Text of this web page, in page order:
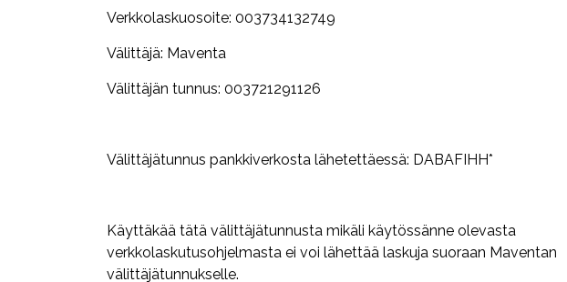
Verkkolaskuosoite: 003734132749
Välittäjä: Maventa
Välittäjän tunnus: 003721291126
Välittäjätunnus pankkiverkosta lähetettäessä: DABAFIHH*
Käyttäkää tätä välittäjätunnusta mikäli käytössänne olevasta
verkkolaskutusohjelmasta ei voi lähettää laskuja suoraan Maventan
välittäjätunnukselle.